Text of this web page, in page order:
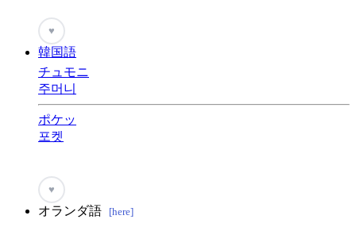
♥
韓国語
チュモニ
주머니
ポケッ
포켓
♥
オランダ語 [here]